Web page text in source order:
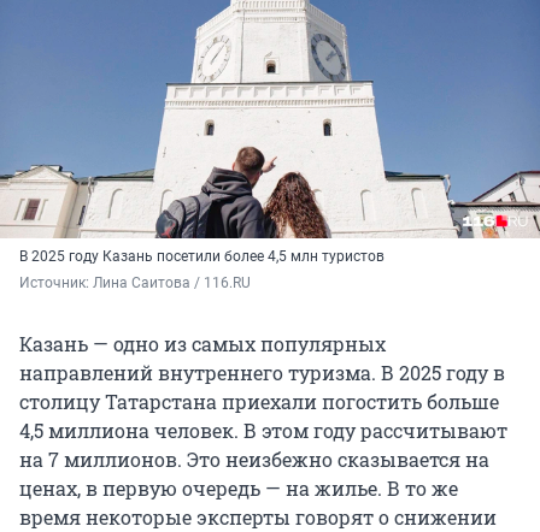
В 2025 году Казань посетили более 4,5 млн туристов
Источник: Лина Саитова / 116.RU
Казань — одно из самых популярных
направлений внутреннего туризма. В 2025 году в
столицу Татарстана приехали погостить больше
4,5 миллиона человек. В этом году рассчитывают
на 7 миллионов. Это неизбежно сказывается на
ценах, в первую очередь — на жилье. В то же
время некоторые эксперты говорят о снижении